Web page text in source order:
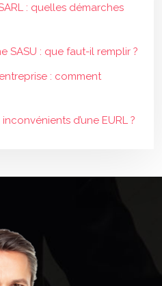
: quelles démarches
SASU : que faut-il remplir ?
: comment
d’une EURL ?